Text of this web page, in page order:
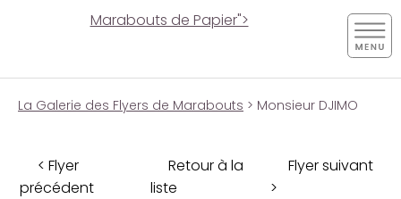
Marabouts de Papier">
La Galerie des Flyers de Marabouts > Monsieur DJIMO
< Flyer
précédent
Retour à la
liste
Flyer suivant
>